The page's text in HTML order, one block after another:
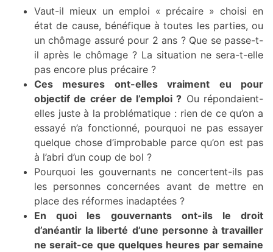
Vaut-il mieux un emploi « précaire » choisi en
état de cause, bénéfique à toutes les parties, ou
un chômage assuré pour 2 ans ? Que se passe-t-
il après le chômage ? La situation ne sera-t-elle
pas encore plus précaire ?
Ces mesures ont-elles vraiment eu pour
objectif de créer de l’emploi ? Ou répondaient-
elles juste à la problématique : rien de ce qu’on a
essayé n’a fonctionné, pourquoi ne pas essayer
quelque chose d’improbable parce qu’on est pas
à l’abri d’un coup de bol ?
Pourquoi les gouvernants ne concertent-ils pas
les personnes concernées avant de mettre en
place des réformes inadaptées ?
En quoi les gouvernants ont-ils le droit
d’anéantir la liberté d’une personne à travailler
ne serait-ce que quelques heures par semaine